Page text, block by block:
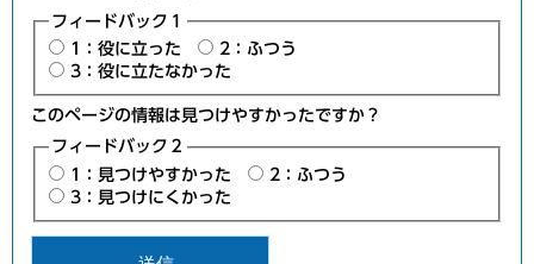
フィードバック１
1：役に立った
2：ふつう
3：役に立たなかった
このページの情報は見つけやすかったですか？
フィードバック２
1：見つけやすかった
2：ふつう
3：見つけにくかった